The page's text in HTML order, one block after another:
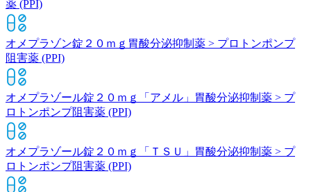
薬 (PPI)
オメプラゾン錠２０ｍｇ 胃酸分泌抑制薬 > プロトンポンプ
阻害薬 (PPI)
オメプラゾール錠２０ｍｇ「アメル」
胃酸分泌抑制薬 > プ
ロトンポンプ阻害薬 (PPI)
オメプラゾール錠２０ｍｇ「ＴＳＵ」
胃酸分泌抑制薬 > プ
ロトンポンプ阻害薬 (PPI)